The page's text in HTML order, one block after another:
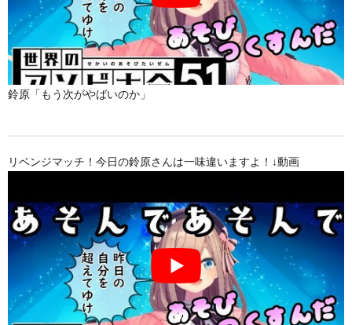
鈴原「もう次がやばいのか」
リベンジマッチ！今日の鈴原さんは一味違いますよ！↓動画